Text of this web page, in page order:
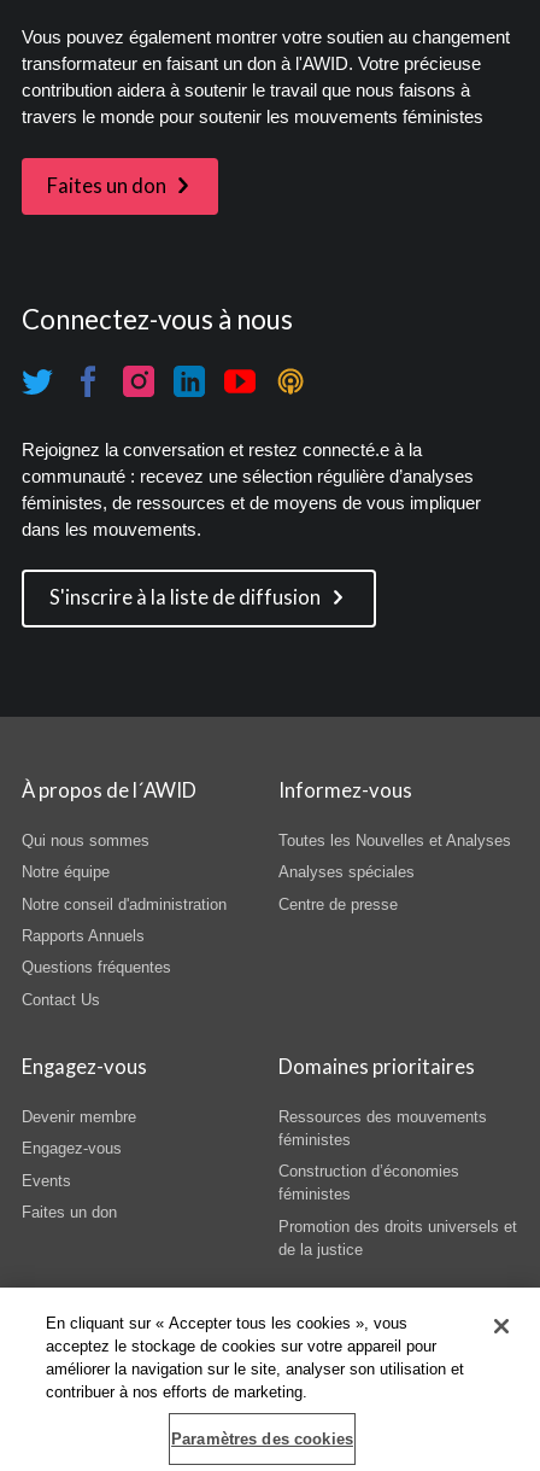
Vous pouvez également montrer votre soutien au changement
transformateur en faisant un don à l'AWID. Votre précieuse
contribution aidera à soutenir le travail que nous faisons à
travers le monde pour soutenir les mouvements féministes
Faites un don
Connectez-vous à nous
Rejoignez la conversation et restez connecté.e à la
communauté : recevez une sélection régulière d’analyses
féministes, de ressources et de moyens de vous impliquer
dans les mouvements.
S'inscrire à la liste de diffusion
À propos de l´AWID
Qui nous sommes
Notre équipe
Notre conseil d'administration
Rapports Annuels
Questions fréquentes
Contact Us
Informez-vous
Toutes les Nouvelles et Analyses
Analyses spéciales
Centre de presse
Engagez-vous
Devenir membre
Engagez-vous
Events
Faites un don
Domaines prioritaires
Ressources des mouvements
féministes
Construction d’économies
féministes
Promotion des droits universels et
de la justice
© Copyright AWID 2026. All rights reserved.Terms & Conditions
En cliquant sur « Accepter tous les cookies », vous
acceptez le stockage de cookies sur votre appareil pour
améliorer la navigation sur le site, analyser son utilisation et
contribuer à nos efforts de marketing.
Paramètres des cookies